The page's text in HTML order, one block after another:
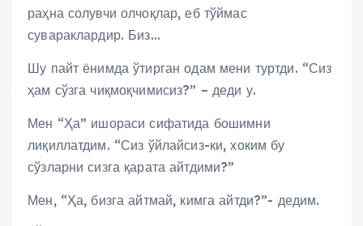
раҳна солувчи олчоқлар, еб тўймас
сувараклардир. Биз…
Шу пайт ёнимда ўтирган одам мени туртди. “Сиз
ҳам сўзга чиқмоқчимисиз?” – деди у.
Мен “Ҳа” ишораси сифатида бошимни
лиқиллатдим. “Сиз ўйлайсиз-ки, хоким бу
сўзларни сизга қарата айтдими?”
Мен, “Ҳа, бизга айтмай, кимга айтди?”- дедим.